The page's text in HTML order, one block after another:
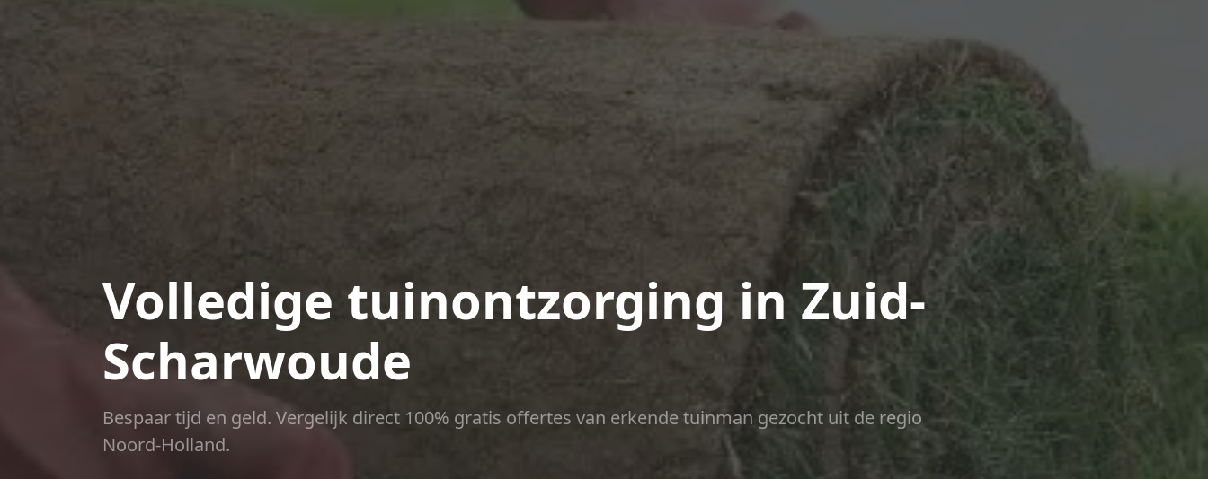
Volledige tuinontzorging in Zuid-
Scharwoude
Bespaar tijd en geld. Vergelijk direct 100% gratis offertes van erkende tuinman gezocht uit de regio
Noord-Holland.